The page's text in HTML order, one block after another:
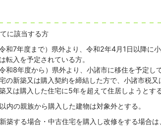
に該当する方
令和7年度まで）県外より、令和2年4月1日以降に
転入を予定されている方。
令和8年度から）県外より、小諸市に移住を予定
の新築又は購入契約を締結した方で、小諸市税又
又は購入した住宅に5年を超えて住居しようとする
内の親族から購入した建物は対象外とする。
築する場合・中古住宅を購入し改修をする場合